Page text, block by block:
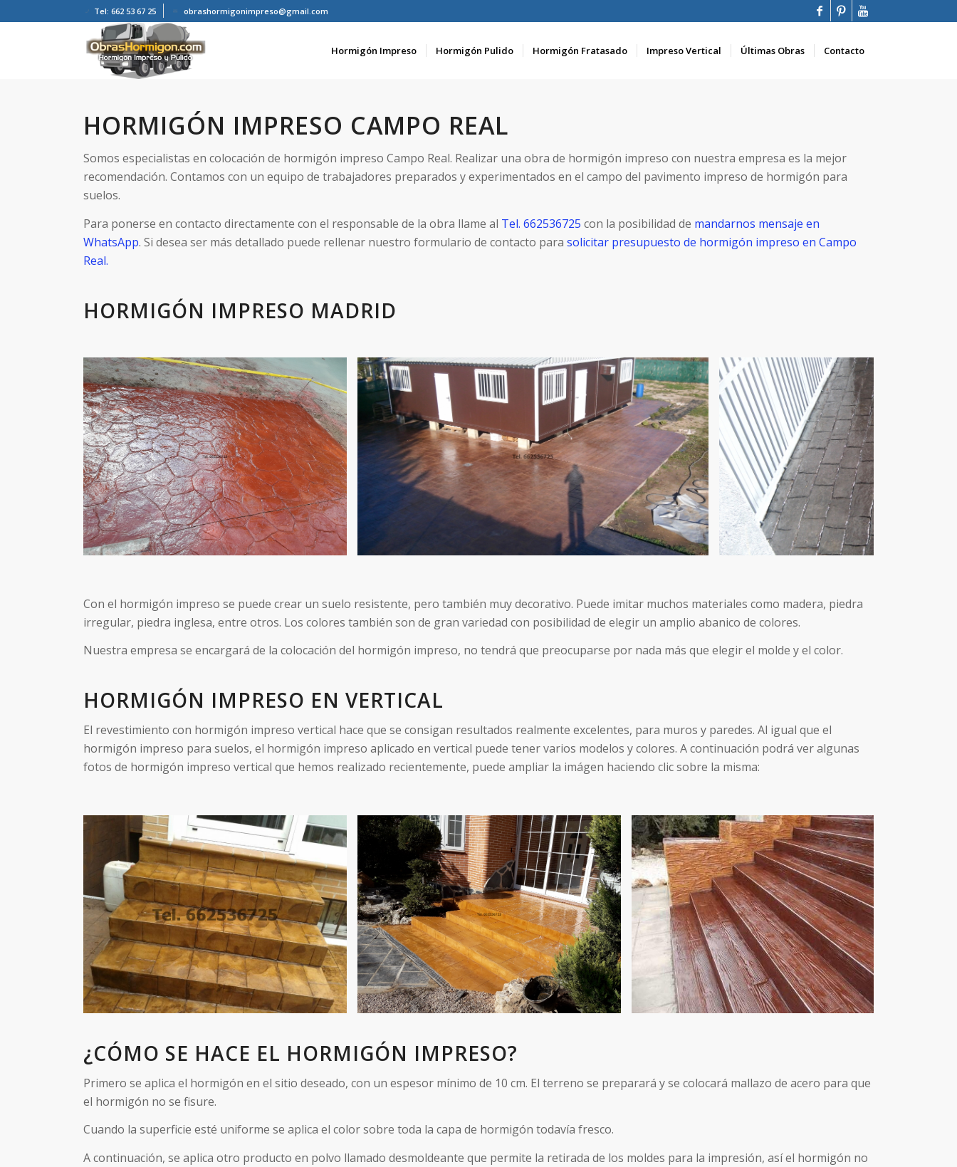
Tel: 662 53 67 25 obrashormigonimpreso@gmail.com
Hormigón Impreso Hormigón Pulido Hormigón Fratasado Impreso Vertical Últimas Obras Contacto
HORMIGÓN IMPRESO CAMPO REAL
Somos especialistas en colocación de hormigón impreso Campo Real. Realizar una obra de hormigón impreso con nuestra empresa es la mejor
recomendación. Contamos con un equipo de trabajadores preparados y experimentados en el campo del pavimento impreso de hormigón para
suelos.
Para ponerse en contacto directamente con el responsable de la obra llame al Tel. 662536725 con la posibilidad de mandarnos mensaje en
WhatsApp. Si desea ser más detallado puede rellenar nuestro formulario de contacto parasolicitar presupuesto de hormigón impreso en Campo
Real.
HORMIGÓN IMPRESO MADRID
Con el hormigón impreso se puede crear un suelo resistente, pero también muy decorativo. Puede imitar muchos materiales como madera, piedra
irregular, piedra inglesa, entre otros. Los colores también son de gran variedad con posibilidad de elegir un amplio abanico de colores.
Nuestra empresa se encargará de la colocación del hormigón impreso, no tendrá que preocuparse por nada más que elegir el molde y el color.
HORMIGÓN IMPRESO EN VERTICAL
El revestimiento con hormigón impreso vertical hace que se consigan resultados realmente excelentes, para muros y paredes. Al igual que el
hormigón impreso para suelos, el hormigón impreso aplicado en vertical puede tener varios modelos y colores. A continuación podrá ver algunas
fotos de hormigón impreso vertical que hemos realizado recientemente, puede ampliar la imágen haciendo clic sobre la misma:
¿CÓMO SE HACE EL HORMIGÓN IMPRESO?
Primero se aplica el hormigón en el sitio deseado, con un espesor mínimo de 10 cm. El terreno se preparará y se colocará mallazo de acero para que
el hormigón no se fisure.
Cuando la superficie esté uniforme se aplica el color sobre toda la capa de hormigón todavía fresco.
A continuación, se aplica otro producto en polvo llamado desmoldeante que permite la retirada de los moldes para la impresión, así el hormigón no